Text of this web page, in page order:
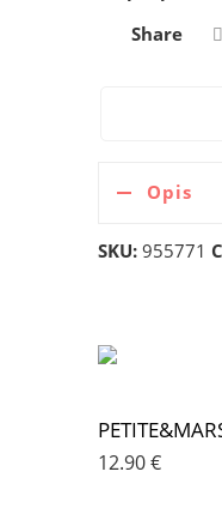
Share
Opis
SKU: 955771
12.90€